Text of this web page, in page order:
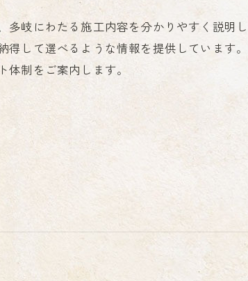
岐にわたる施工内容を分かりやすく説明
して選べるような情報を提供しています
制をご案内します。